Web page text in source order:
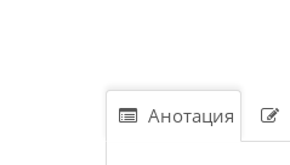
Анотация